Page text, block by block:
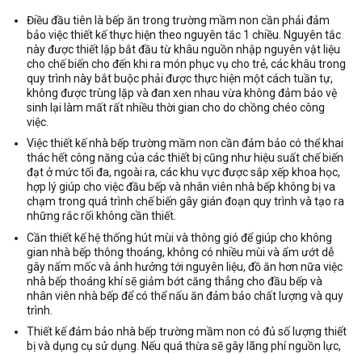
Điều đầu tiên là bếp ăn trong trường mầm non cần phải đảm
bảo việc thiết kế thực hiện theo nguyên tắc 1 chiều. Nguyên tắc
này được thiết lập bắt đầu từ khâu nguồn nhập nguyên vật liệu
cho chế biến cho đến khi ra món phục vụ cho trẻ, các khâu trong
quy trình này bắt buộc phải được thực hiện một cách tuần tự,
không được trùng lặp và đan xen nhau vừa không đảm bảo vệ
sinh lại làm mất rất nhiều thời gian cho do chồng chéo công
việc.
Việc thiết kế nhà bếp trường mầm non cần đảm bảo có thể khai
thác hết công năng của các thiết bị cũng như hiệu suất chế biến
đạt ở mức tối đa, ngoài ra, các khu vực được sắp xếp khoa học,
hợp lý giúp cho việc đầu bếp và nhân viên nhà bếp không bị va
chạm trong quá trình chế biến gây gián đoạn quy trình và tạo ra
những rắc rối không cần thiết.
Cần thiết kế hệ thống hút mùi và thông gió để giúp cho không
gian nhà bếp thông thoáng, không có nhiều mùi và ẩm ướt dễ
gây nấm mốc và ảnh hưởng tới nguyên liệu, đồ ăn hơn nữa việc
nhà bếp thoáng khí sẽ giảm bớt căng thẳng cho đầu bếp và
nhân viên nhà bếp để có thể nấu ăn đảm bảo chất lượng và quy
trình.
Thiết kế đảm bảo nhà bếp trường mầm non có đủ số lượng thiết
bị và dụng cụ sử dụng. Nếu quá thừa sẽ gây lãng phí nguồn lực,